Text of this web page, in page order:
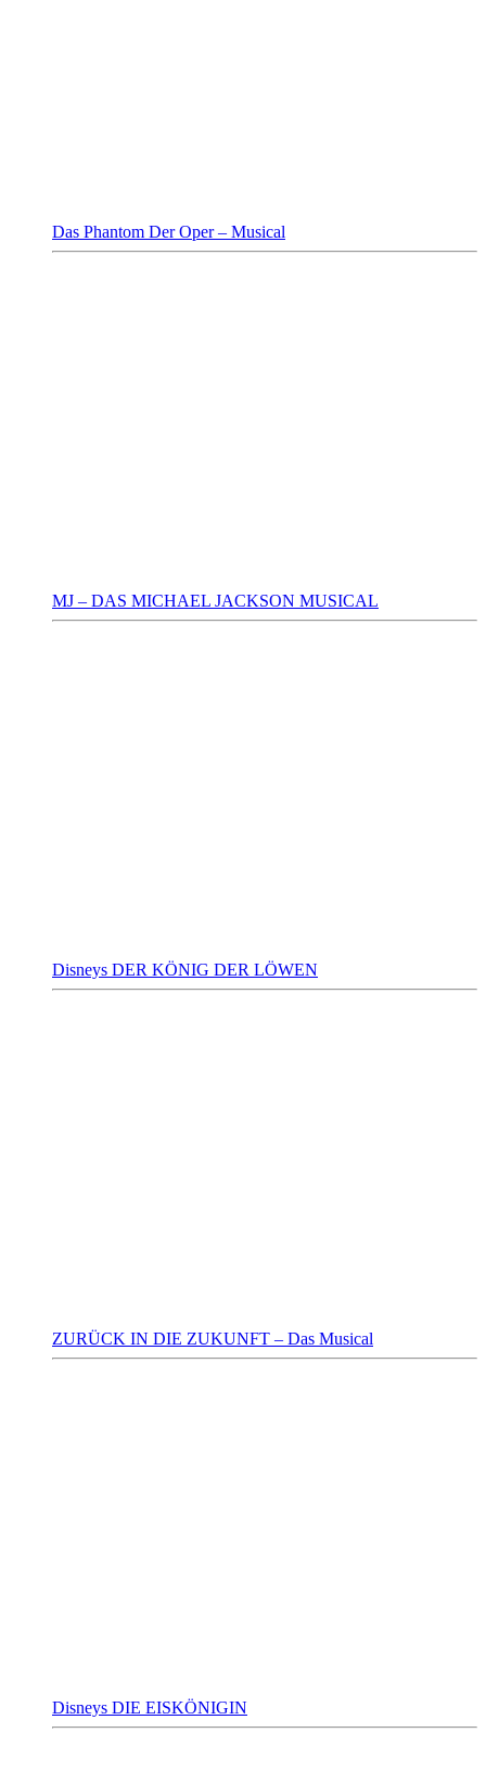
Das Phantom Der Oper – Musical
MJ – DAS MICHAEL JACKSON MUSICAL
Disneys DER KÖNIG DER LÖWEN
ZURÜCK IN DIE ZUKUNFT – Das Musical
Disneys DIE EISKÖNIGIN